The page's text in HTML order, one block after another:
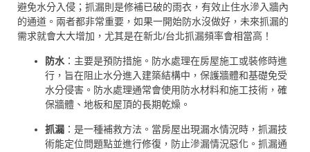
避免水分入侵；抓漏則是修補已破的雨衣，有效止住水滲入牆內
的通道。兩者都非常重要，如果一開始防水沒做好，未來抓漏的
需求就會大大增加，尤其是在新北/台北抓漏頻率會相當高！
防水 ：主要是預防措施。防水處理在房屋施工或裝修時進
行，旨在阻止水分進入建築結構中，保護牆體和基礎免受
水分侵害。防水處理通常會使用防水材料和施工技術，確
保牆體、地板和屋頂的長期乾燥。
抓漏 ：是一種補救方法。當房屋出現漏水情況時，抓漏技
術能定位問題點並進行修復，防止滲漏情況惡化。抓漏通